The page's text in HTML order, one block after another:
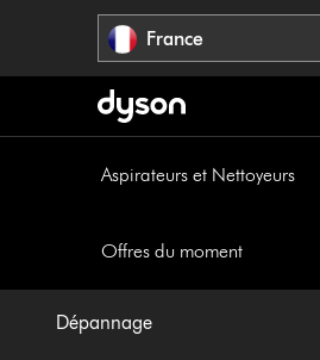
France
Aspirateurs et Nettoyeurs
Offres du moment
Dépannage